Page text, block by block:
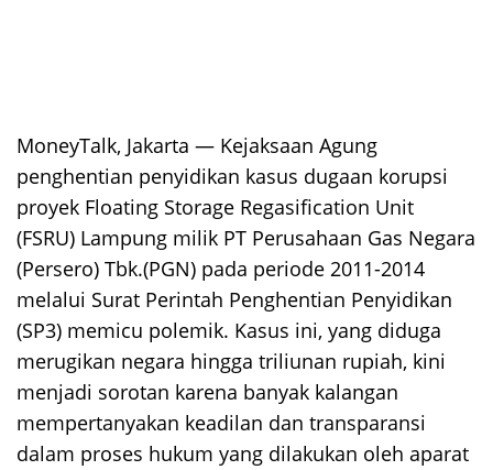
MoneyTalk, Jakarta — Kejaksaan Agung
penghentian penyidikan kasus dugaan korupsi
proyek Floating Storage Regasification Unit
(FSRU) Lampung milik PT Perusahaan Gas Negara
(Persero) Tbk.(PGN) pada periode 2011-2014
melalui Surat Perintah Penghentian Penyidikan
(SP3) memicu polemik. Kasus ini, yang diduga
merugikan negara hingga triliunan rupiah, kini
menjadi sorotan karena banyak kalangan
mempertanyakan keadilan dan transparansi
dalam proses hukum yang dilakukan oleh aparat